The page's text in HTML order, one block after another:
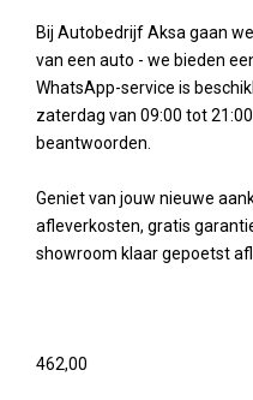
Bij Autobedrijf Aksa gaan
van een auto - we bieden
WhatsApp-service is
zaterdag van 09:00 tot
beantwoorden.
Geniet van jouw nieuwe
afleverkosten, gratis
showroom klaar gepoetst
462,00